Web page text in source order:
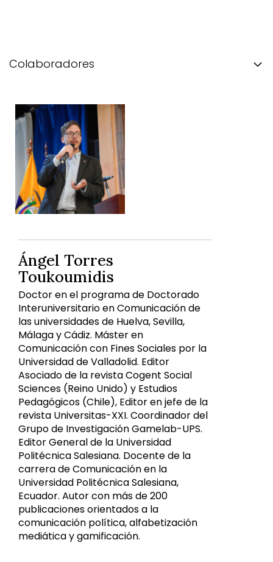
Colaboradores
Ángel Torres
Toukoumidis
Doctor en el programa de Doctorado
Interuniversitario en Comunicación de
las universidades de Huelva, Sevilla,
Málaga y Cádiz. Máster en
Comunicación con Fines Sociales por la
Universidad de Valladolid. Editor
Asociado de la revista Cogent Social
Sciences (Reino Unido) y Estudios
Pedagógicos (Chile), Editor en jefe de la
revista Universitas-XXI. Coordinador del
Grupo de Investigación Gamelab-UPS.
Editor General de la Universidad
Politécnica Salesiana. Docente de la
carrera de Comunicación en la
Universidad Politécnica Salesiana,
Ecuador. Autor con más de 200
publicaciones orientados a la
comunicación política, alfabetización
mediática y gamificación.